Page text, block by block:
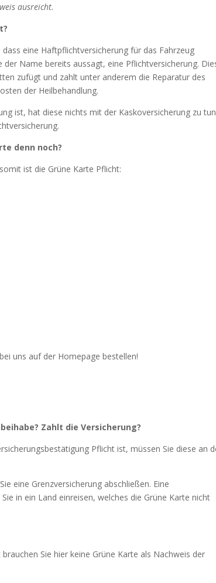
ausreicht.
eine Haftpflichtversicherung für das Fahrzeug
Name bereits aussagt, eine Pflichtversicherung.
zufügt und zahlt unter anderem die Reparatur des
der Heilbehandlung.
ist, hat diese nichts mit der Kaskoversicherung zu
denn noch?
ist die Grüne Karte Pflicht:
uns auf der Homepage bestellen!
Zahlt die Versicherung?
Pflicht ist, müssen Sie diese an
eine Grenzversicherung abschließen. Eine
in ein Land einreisen, welches die Grüne Karte nicht
Sie hier keine Grüne Karte als Nachweis der